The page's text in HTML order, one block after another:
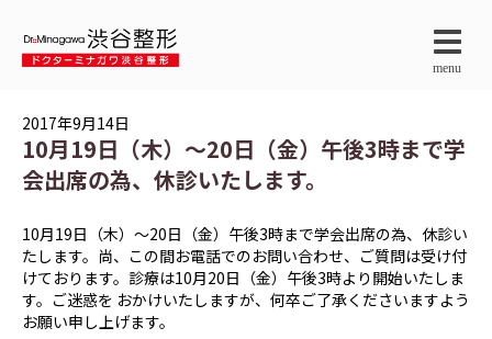
menu
2017年9月14日
10月19日（木）～20日（金）午後3時まで学
会出席の為、休診いたします。
10月19日（木）～20日（金）午後3時まで学会出席の為、休診い
たします。尚、この間お電話でのお問い合わせ、ご質問は受け付
けております。診療は10月20日（金）午後3時より開始いたしま
す。ご迷惑を おかけいたしますが、何卒ご了承くださいますよう
お願い申し上げます。